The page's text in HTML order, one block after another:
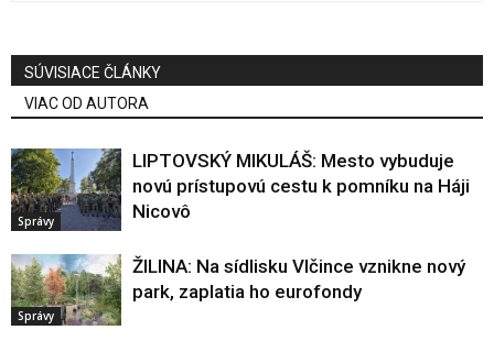
SÚVISIACE ČLÁNKY
VIAC OD AUTORA
Správy
LIPTOVSKÝ MIKULÁŠ: Mesto vybuduje
novú prístupovú cestu k pomníku na Háji
Nicovô
Správy
ŽILINA: Na sídlisku Vlčince vznikne nový
park, zaplatia ho eurofondy